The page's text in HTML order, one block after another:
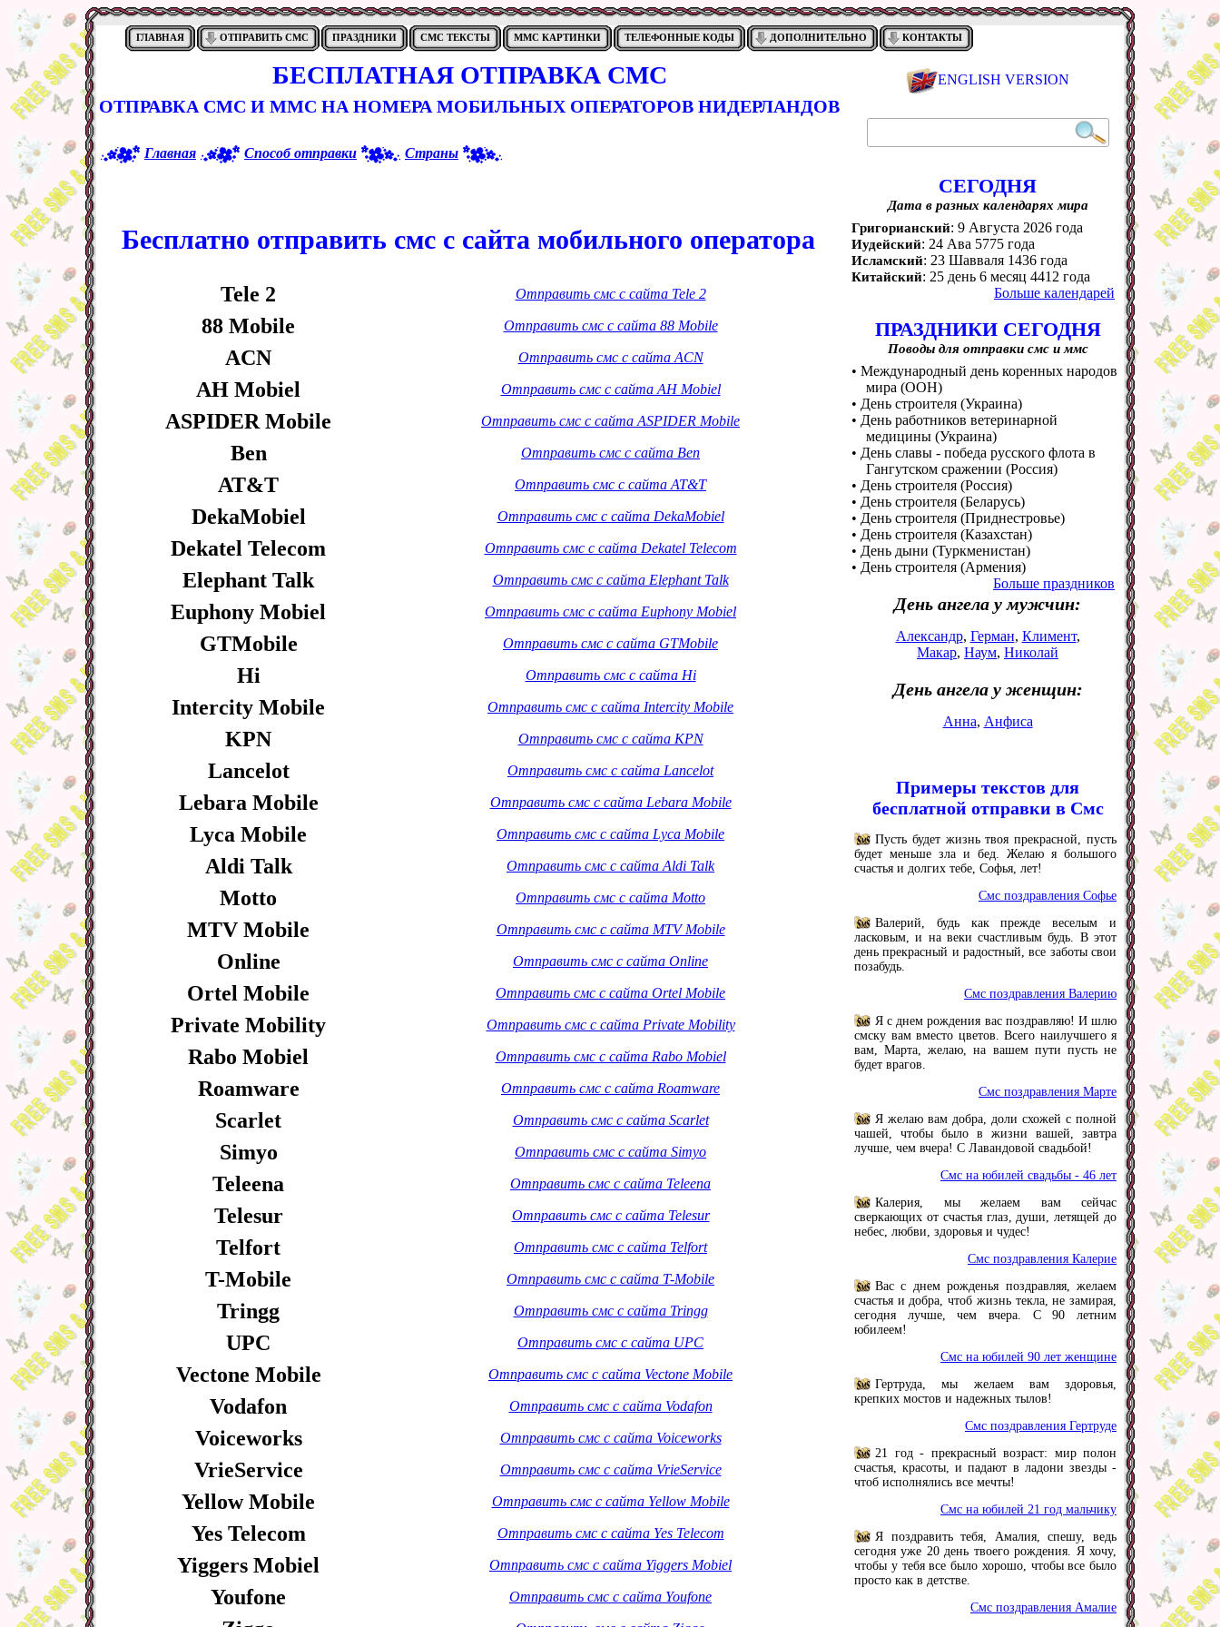
ГЛАВНАЯ ОТПРАВИТЬ СМС ПРАЗДНИКИ СМС ТЕКСТЫ ММС КАРТИНКИ ТЕЛЕФОННЫЕ КОДЫ ДОПОЛНИТЕЛЬНО КОНТАКТЫ
БЕСПЛАТНАЯ ОТПРАВКА СМС
ОТПРАВКА СМС И ММС НА НОМЕРА МОБИЛЬНЫХ ОПЕРАТОРОВ НИДЕРЛАНДОВ
Главная Способ отправки Страны
Бесплатно отправить смс с сайта мобильного оператора
Tele 2 Отправить смс с сайта Tele 2
88 Mobile Отправить смс с сайта 88 Mobile
ACN Отправить смс с сайта ACN
AH Mobiel Отправить смс с сайта AH Mobiel
ASPIDER Mobile Отправить смс с сайта ASPIDER Mobile
Ben Отправить смс с сайта Ben
AT&T Отправить смс с сайта AT&T
DekaMobiel Отправить смс с сайта DekaMobiel
Dekatel Telecom Отправить смс с сайта Dekatel Telecom
Elephant Talk Отправить смс с сайта Elephant Talk
Euphony Mobiel Отправить смс с сайта Euphony Mobiel
GTMobile Отправить смс с сайта GTMobile
Hi Отправить смс с сайта Hi
Intercity Mobile Отправить смс с сайта Intercity Mobile
KPN Отправить смс с сайта KPN
Lancelot Отправить смс с сайта Lancelot
Lebara Mobile Отправить смс с сайта Lebara Mobile
Lyca Mobile Отправить смс с сайта Lyca Mobile
Aldi Talk Отправить смс с сайта Aldi Talk
Motto Отправить смс с сайта Motto
MTV Mobile Отправить смс с сайта MTV Mobile
Online Отправить смс с сайта Online
Ortel Mobile Отправить смс с сайта Ortel Mobile
Private Mobility Отправить смс с сайта Private Mobility
Rabo Mobiel Отправить смс с сайта Rabo Mobiel
Roamware Отправить смс с сайта Roamware
Scarlet Отправить смс с сайта Scarlet
Simyo Отправить смс с сайта Simyo
Teleena Отправить смс с сайта Teleena
Telesur Отправить смс с сайта Telesur
Telfort Отправить смс с сайта Telfort
T-Mobile Отправить смс с сайта T-Mobile
Tringg Отправить смс с сайта Tringg
UPC Отправить смс с сайта UPC
Vectone Mobile Отправить смс с сайта Vectone Mobile
Vodafon Отправить смс с сайта Vodafon
Voiceworks Отправить смс с сайта Voiceworks
VrieService Отправить смс с сайта VrieService
Yellow Mobile Отправить смс с сайта Yellow Mobile
Yes Telecom Отправить смс с сайта Yes Telecom
Yiggers Mobiel Отправить смс с сайта Yiggers Mobiel
Youfone Отправить смс с сайта Youfone
ENGLISH VERSION
СЕГОДНЯ
Дата в разных календарях мира
Григорианский: 9 Августа 2026 года
Иудейский: 24 Ава 5775 года
Исламский: 23 Шавваля 1436 года
Китайский: 25 день 6 месяц 4412 года
Больше календарей
ПРАЗДНИКИ СЕГОДНЯ
Поводы для отправки смс и ммс
• Международный день коренных народов
мира (ООН)
• День строителя (Украина)
• День работников ветеринарной
медицины (Украина)
• День славы - победа русского флота в
Гангутском сражении (Россия)
• День строителя (Россия)
• День строителя (Беларусь)
• День строителя (Приднестровье)
• День строителя (Казахстан)
• День дыни (Туркменистан)
• День строителя (Армения)
Больше праздников
День ангела у мужчин:
Александр, Герман, Климент,
Макар, Наум, Николай
День ангела у женщин:
Анна, Анфиса
Примеры текстов для
бесплатной отправки в Смс
Пусть будет жизнь твоя прекрасной, пусть
будет меньше зла и бед. Желаю я большого
счастья и долгих тебе, Софья, лет!
Смс поздравления Софье
Валерий, будь как прежде веселым и
ласковым, и на веки счастливым будь. В этот
день прекрасный и радостный, все заботы свои
позабудь.
Смс поздравления Валерию
Я с днем рождения вас поздравляю! И шлю
смску вам вместо цветов. Всего наилучшего я
вам, Марта, желаю, на вашем пути пусть не
будет врагов.
Смс поздравления Марте
Я желаю вам добра, доли схожей с полной
чашей, чтобы было в жизни вашей, завтра
лучше, чем вчера! С Лавандовой свадьбой!
Смс на юбилей свадьбы - 46 лет
Калерия, мы желаем вам сейчас
сверкающих от счастья глаз, души, летящей до
небес, любви, здоровья и чудес!
Смс поздравления Калерие
Вас с днем рожденья поздравляя, желаем
счастья и добра, чтоб жизнь текла, не замирая,
сегодня лучше, чем вчера. С 90 летним
юбилеем!
Смс на юбилей 90 лет женщине
Гертруда, мы желаем вам здоровья,
крепких мостов и надежных тылов!
Смс поздравления Гертруде
21 год - прекрасный возраст: мир полон
счастья, красоты, и падают в ладони звезды -
чтоб исполнялись все мечты!
Смс на юбилей 21 год мальчику
Я поздравить тебя, Амалия, спешу, ведь
сегодня уже 20 день твоего рождения. Я хочу,
чтобы у тебя все было хорошо, чтобы все было
просто как в детстве.
Смс поздравления Амалие